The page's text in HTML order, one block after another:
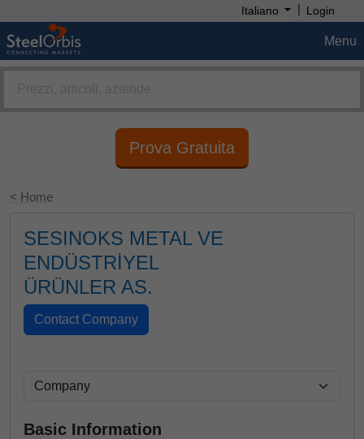
Italiano | Login
Menu
Prova Gratuita
< Home
SESINOKS METAL VE
ENDÜSTRİYEL
ÜRÜNLER AS.
Basic Information